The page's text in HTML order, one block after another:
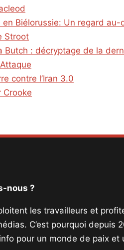
en Biélorussie: Un regard
Stroot
Butch : décryptage de la
contre l’Iran 3.0
Crooke
nous ?
les travailleurs et
C’est pourquoi depuis
pour un monde de paix